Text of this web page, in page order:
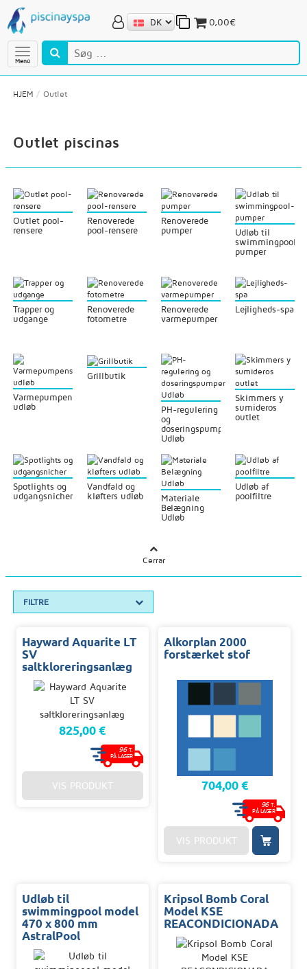
Menú
0,00€
HJEM Outlet
Outlet piscinas
Outlet pool-
rensere
Renoverede
pool-rensere
Renoverede
pumper
Udløb til
swimmingpool-
pumper
Trapper og
udgange
Renoverede
fotometre
Renoverede
varmepumper
Lejligheds-spa
Varmepumpens
udløb
Grillbutik
PH-regulering
og
doseringspumper
Udløb
Skimmers y
sumideros
outlet
Spotlights og
udgangsnicher
Vandfald og
kløfters udløb
Materiale
Belægning
Udløb
Udløb af
poolfiltre
Cerrar
FILTRE
Hayward Aquarite LT
SV
saltkloreringsanlæg
825,00 €
96 T.
PÅ LAGER
VIS PRODUKT
Alkorplan 2000
forstærket stof
704,00 €
96T.
PÅ LAGER
VIS PRODUKT
Udløb til
swimmingpool model
470 x 800 mm
AstralPool
Kripsol Bomb Coral
Model KSE
REACONDICIONADA